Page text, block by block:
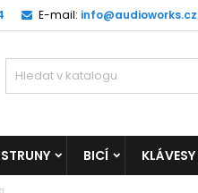
E-mail: info@audioworks.cz
STRUNY BICÍ KLÁVESY